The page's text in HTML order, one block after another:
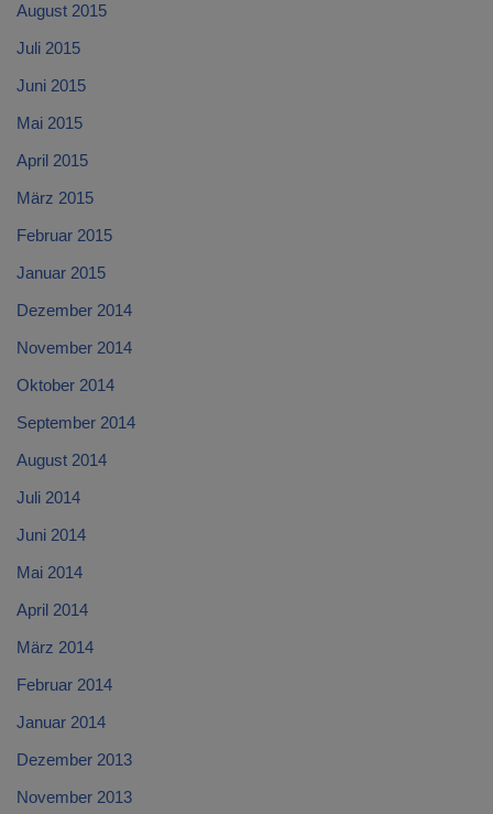
August 2015
Juli 2015
Juni 2015
Mai 2015
April 2015
März 2015
Februar 2015
Januar 2015
Dezember 2014
November 2014
Oktober 2014
September 2014
August 2014
Juli 2014
Juni 2014
Mai 2014
April 2014
März 2014
Februar 2014
Januar 2014
Dezember 2013
November 2013